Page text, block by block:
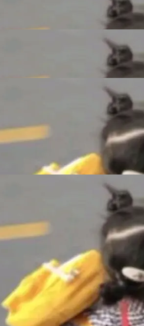
量提升 41%，每 token
，而是真正听懂。通过
言识别覆盖粤语、吴语
版本。 Changes/fixe
个问题 为避免音频加
格式将被拒绝 修复了 C
存在的问题 如果表单中
树中，则它们将不再关
他利用 AI 工具（如 Co
正式发版的 PG 19，则
PG 18 Beta1 时间点
同样交由 AI 分析提炼。
人满意。这一方法也为
踪新版本的思路。
工作、家务、社交生活
这是 libexpat 维护者 S
客里的话。8 月 4 日，
2026 年 8 月 1 日起，
了，最长 6 个月。发
浏览器、无数的基础设
。而过去十年，维护它
布，具体更新内容如
包含多项增强功能：
a>）</l
问题转交给搜索引擎。
show_
论点是：容器不适合 Ag
是 Isolate。 Cloudflare
可谦虚的——他们用 W
。用 CEO Matthew Pri
都在用 Isolate 运行代
容器，它们需要的是 Iso
适 容器的问题在于启动
要执行的任务可能
间，但容器从冷启动到
天记录回应苹果
this wron
OpenAI 告上法庭，指
取商业秘密。苹果的诉
系统性地从前东家挖
。 OpenAI 没发律师
它在官网贴了一篇博
is getting this wro
上架WorkBu
能干活的AI办公
鸿蒙PC版上架HUAWE
场，直接下载即可使